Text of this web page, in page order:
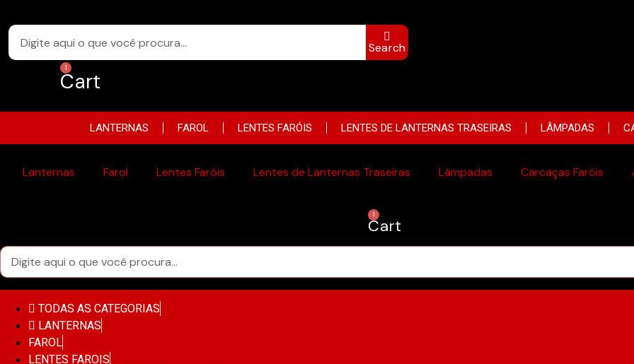
para
conteúdo
Search
Cart
LANTERNAS FAROL LENTES FARÓIS LENTES DE LANTERNAS TRASEIRAS LÂMPADAS
Lanternas Farol Lentes Faróis Lentes de Lanternas Traseiras Lâmpadas Carcaças Faróis
Cart
TODAS AS CATEGORIAS
LANTERNAS
FAROL
LENTES FAROIS